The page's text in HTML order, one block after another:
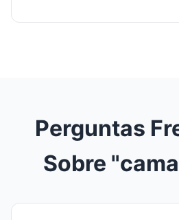
Perguntas
Sobre